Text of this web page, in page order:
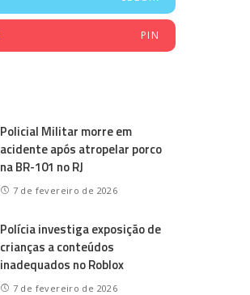
PIN
Policial Militar morre em
acidente após atropelar porco
na BR-101 no RJ
7 de fevereiro de 2026
Polícia investiga exposição de
crianças a conteúdos
inadequados no Roblox
7 de fevereiro de 2026